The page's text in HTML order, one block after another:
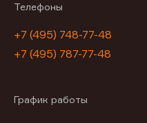
Телефоны
+7 (495) 748-77-48
+7 (495) 787-77-48
График работы